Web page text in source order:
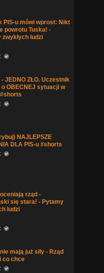
PIS-u mówi wprost: Nikt
powrotu Tuska! -
zwykłych ludzi
- JEDNO ZŁO. Uczestnik
o OBECNEJ sytuacji w
NAJLEPSZE
DLA PIS-u #shorts
rząd -
się stara! - Pytamy
ludzi
mają już siły - Rząd
co chce